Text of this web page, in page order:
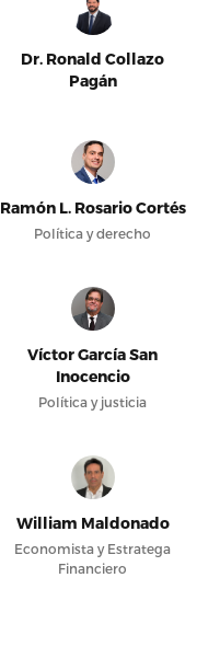
Dr. Ronald Collazo
Pagán
Ramón L. Rosario Cortés
Política y derecho
Víctor García San
Inocencio
Política y justicia
William Maldonado
Economista y Estratega
Financiero